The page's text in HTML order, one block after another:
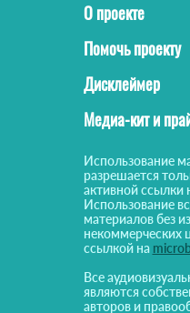
О проекте
Помочь проекту
Дисклеймер
Медиа-кит и
Использование
разрешается
активной ссылки
Использование
материалов без
некоммерческих
ссылкой на
Все
являются
авторов и